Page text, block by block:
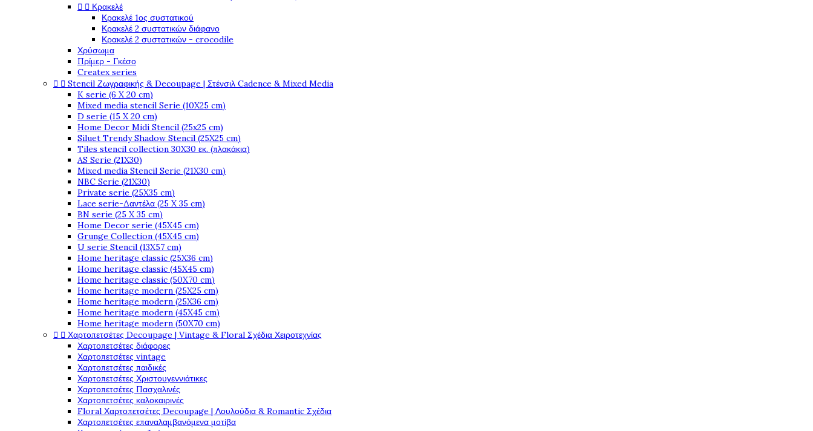
  Κρακελέ
Κρακελέ 1ος συστατικού
Κρακελέ 2 συστατικών διάφανο
Κρακελέ 2 συστατικών - crocodile
Χρύσωμα
Πρίμερ - Γκέσο
Createx series
  Stencil Ζωγραφικής & Decoupage | Στένσιλ Cadence & Mixed Media
K serie (6 X 20 cm)
Mixed media stencil Serie (10X25 cm)
D serie (15 X 20 cm)
Home Decor Midi Stencil (25x25 cm)
Siluet Trendy Shadow Stencil (25X25 cm)
Tiles stencil collection 30X30 εκ. (πλακάκια)
AS Serie (21X30)
Mixed media Stencil Serie (21X30 cm)
NBC Serie (21X30)
Private serie (25X35 cm)
Lace serie-Δαντέλα (25 X 35 cm)
BN serie (25 X 35 cm)
Home Decor serie (45X45 cm)
Grunge Collection (45X45 cm)
U serie Stencil (13X57 cm)
Home heritage classic (25X36 cm)
Home heritage classic (45X45 cm)
Home heritage classic (50X70 cm)
Home heritage modern (25X25 cm)
Home heritage modern (25X36 cm)
Home heritage modern (45X45 cm)
Home heritage modern (50X70 cm)
  Χαρτοπετσέτες Decoupage | Vintage & Floral Σχέδια Χειροτεχνίας
Χαρτοπετσέτες διάφορες
Χαρτοπετσέτες vintage
Χαρτοπετσέτες παιδικές
Χαρτοπετσέτες Χριστουγεννιάτικες
Χαρτοπετσέτες Πασχαλινές
Χαρτοπετσέτες καλοκαιρινές
Floral Χαρτοπετσέτες Decoupage | Λουλούδια & Romantic Σχέδια
Χαρτοπετσέτες επαναλαμβανόμενα μοτίβα